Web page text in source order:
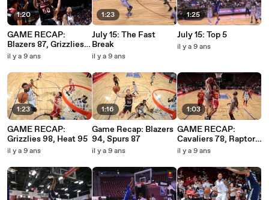
1:20
GAME RECAP:
Blazers 87, Grizzlies
82
il y a 9 ans
1:23
GAME RECAP:
Grizzlies 98, Heat 95
il y a 9 ans
1:23
July 15: The Fast
Break
il y a 9 ans
1:16
Game Recap: Blazers
94, Spurs 87
il y a 9 ans
1:25
July 15: Top 5
il y a 9 ans
1:03
GAME RECAP:
Cavaliers 78, Raptors
75
il y a 9 ans